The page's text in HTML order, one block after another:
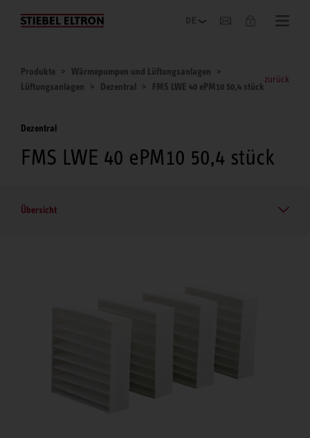
Unternehmen
Produkte
Wärmepumpen und Lüftungsanlagen
Lüftungsanlagen
Dezentral FMS LWE 40 ePM10 50,4 stück
zurück
Dezentral
FMS LWE 40 ePM10 50,4 stück
Übersicht